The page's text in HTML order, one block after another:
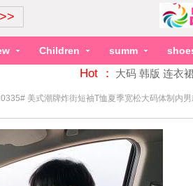
Children summ
Hot ： 大码 韩版 连衣
美式潮牌炸街短袖T恤夏季宽松大码体制内